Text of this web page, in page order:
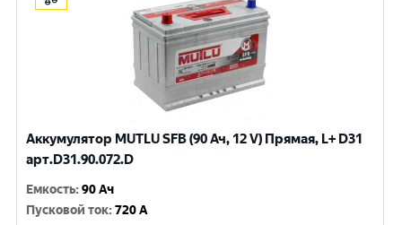
Аккумулятор MUTLU SFB (90 Ач, 12 V) Прямая, L+ D31
арт.D31.90.072.D
Емкость:90 Ач
Пусковой ток:720 A